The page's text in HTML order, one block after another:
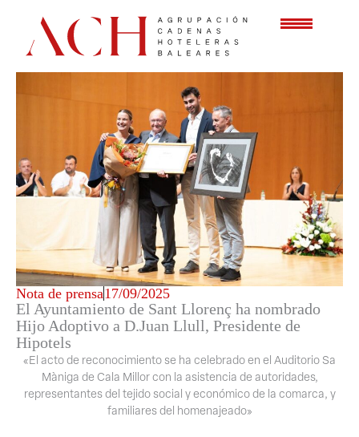
contenido
Nota de prensa17/09/2025
El Ayuntamiento de Sant Llorenç ha nombrado
Hijo Adoptivo a D.Juan Llull, Presidente de
Hipotels
«El acto de reconocimiento se ha celebrado en el Auditorio Sa
Màniga de Cala Millor con la asistencia de autoridades,
representantes del tejido social y económico de la comarca, y
familiares del homenajeado»